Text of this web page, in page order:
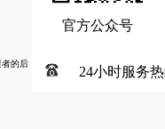
的后
官方公众号
24小时服务